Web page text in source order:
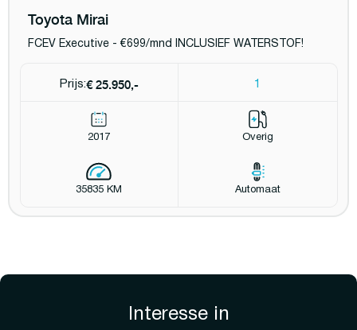
Toyota Mirai
FCEV Executive - €699/mnd INCLUSIEF WATERSTOF!
Prijs:€ 25.950,- 1
2017 Overig
35835 KM Automaat
Interesse in